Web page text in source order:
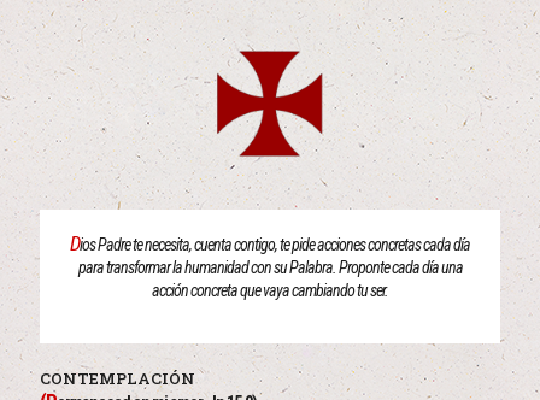
Dios Padre te necesita, cuenta contigo, te pide acciones concretas cada día
para transformar la humanidad con su Palabra. Proponte cada día una
acción concreta que vaya cambiando tu ser.
CONTEMPLACIÓN